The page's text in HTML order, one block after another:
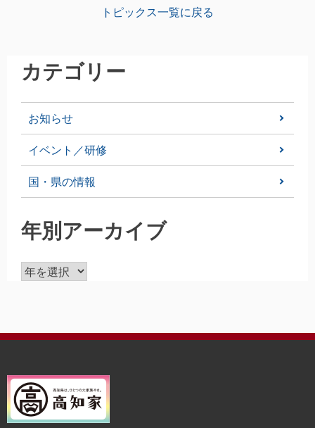
ー
シ
ョ
ン
トピックス一覧に戻る
カテゴリー
お知らせ
イベント／研修
国・県の情報
年別アーカイブ
ア
ー
ブ